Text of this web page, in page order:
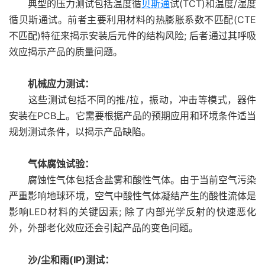
典型的压力测试包括温度循贝斯通试(TCT)和温度/湿度
循贝斯通试。前者主要利用材料的热膨胀系数不匹配(CTE
不匹配)特征来揭示安装后元件的结构风险; 后者通过其呼吸
效应揭示产品的质量问题。
机械应力测试：
这些测试包括不同的推/拉，振动，冲击等模式，器件
安装在PCB上。它需要根据产品的预期应用和环境条件适当
规划测试条件，以揭示产品缺陷。
气体腐蚀试验：
腐蚀性气体包括含盐雾和酸性气体。由于当前空气污染
严重影响地球环境，空气中酸性气体凝结产生的酸性流体是
影响LED材料的关键因素; 除了内部光学反射的快速恶化
外，外部老化效应还会引起产品的变色问题。
沙/尘和雨(IP)测试：